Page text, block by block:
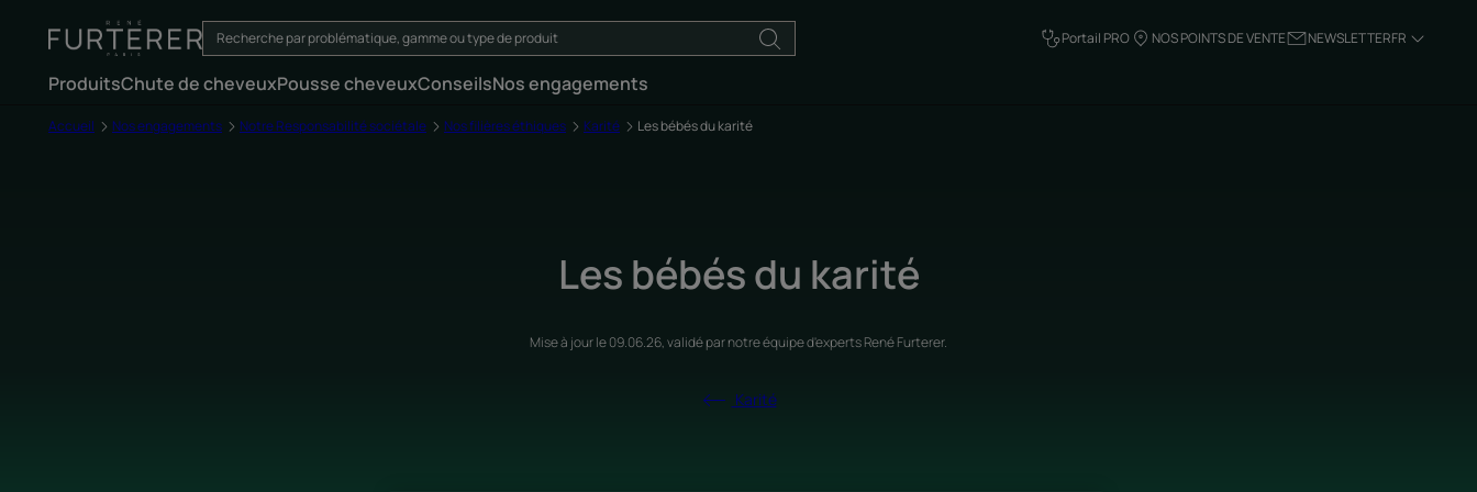
Portail PRO NOS POINTS DE VENTE NEWSLETTERFR
ProduitsChute de cheveuxPousse cheveuxConseilsNos engagements
Accueil Nos engagements Notre Responsabilité sociétale Nos filières éthiques Karité Les bébés du karité
Les bébés du karité
Mise à jour le09.06.26, validé parnotre équipe d'experts René Furterer.
Karité